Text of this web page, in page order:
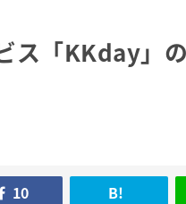
ス「KKday」
10 B!